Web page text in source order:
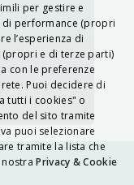
ITALIAN
ENGLISH
FRENCH
HUNGARIAN
DEUTSCH
POLSKI
per gestire e
di performance (propri
l’esperienza di
(propri e di terze parti)
con le preferenze
Puoi decidere di
tutti i cookies" o
del sito tramite
puoi selezionare
tramite la lista che
Privacy & Cookie